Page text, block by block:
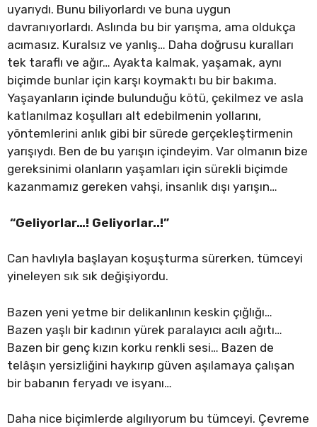
uyarıydı. Bunu biliyorlardı ve buna uygun
davranıyorlardı. Aslında bu bir yarışma, ama oldukça
acımasız. Kuralsız ve yanlış… Daha doğrusu kuralları
tek taraflı ve ağır… Ayakta kalmak, yaşamak, aynı
biçimde bunlar için karşı koymaktı bu bir bakıma.
Yaşayanların içinde bulunduğu kötü, çekilmez ve asla
katlanılmaz koşulları alt edebilmenin yollarını,
yöntemlerini anlık gibi bir sürede gerçekleştirmenin
yarışıydı. Ben de bu yarışın içindeyim. Var olmanın bize
gereksinimi olanların yaşamları için sürekli biçimde
kazanmamız gereken vahşi, insanlık dışı yarışın…
“Geliyorlar…! Geliyorlar..!”
Can havlıyla başlayan koşuşturma sürerken, tümceyi
yineleyen sık sık değişiyordu.
Bazen yeni yetme bir delikanlının keskin çığlığı…
Bazen yaşlı bir kadının yürek paralayıcı acılı ağıtı…
Bazen bir genç kızın korku renkli sesi… Bazen de
telâşın yersizliğini haykırıp güven aşılamaya çalışan
bir babanın feryadı ve isyanı…
Daha nice biçimlerde algılıyorum bu tümceyi. Çevreme